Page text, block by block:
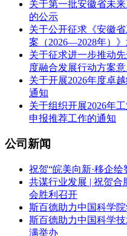
关于第一批安徽省未
的公示
关于公开征求《安徽
案（2026—2028年）
关于征求进一步推动
度融合发展行动方案
关于开展2026年度卓
通知
关于组织开展2026年
申报推荐工作的通知
公司新闻
祝贺“皖美向新·移企绘
共谋行业发展 | 祝贺
会胜利召开
斯百德助力中国科学
斯百德助力中国科学
满举办